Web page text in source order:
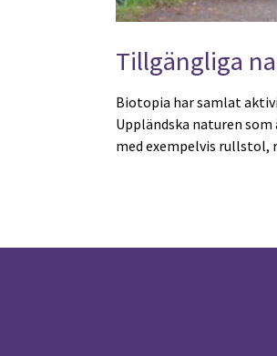
Tillgängliga
Biotopia har samlat
Uppländska naturen
med exempelvis rullstol,